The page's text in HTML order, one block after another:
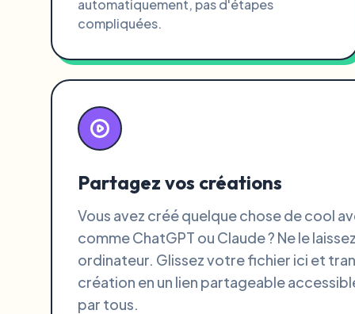
automatiquement, pas d'étapes
compliquées.
Partagez vos créations
Vous avez créé quelque chose de cool
comme ChatGPT ou Claude ? Ne le
ordinateur. Glissez votre fichier ici et
création en un lien partageable
par tous.